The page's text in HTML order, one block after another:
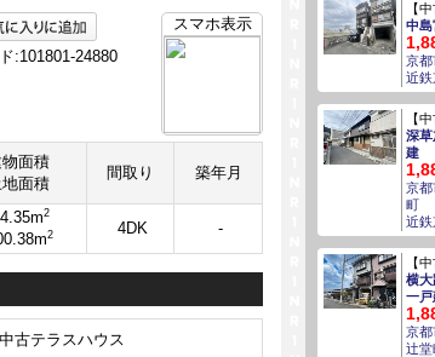
スマホ表示
お気に入りに追加
:101801-24880
面積
面積
間取り 築年月
2
2 4DK -
中古テラスハウス
【
中島
京都
近鉄
【
深草
建
京都
町
近鉄
【
横大
一戸
京都
辻堂